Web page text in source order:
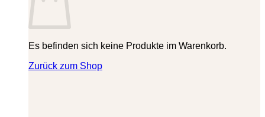
Es befinden sich keine Produkte im Warenkorb.
Zurück zum Shop